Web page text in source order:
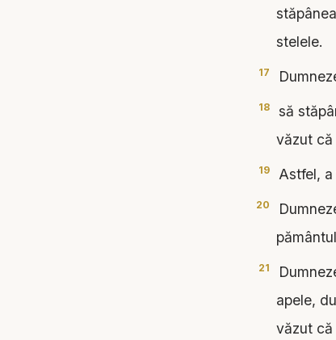
stelele.
17
18
să
văzut că
19 Astfel, a
20
21
apele,
văzut că